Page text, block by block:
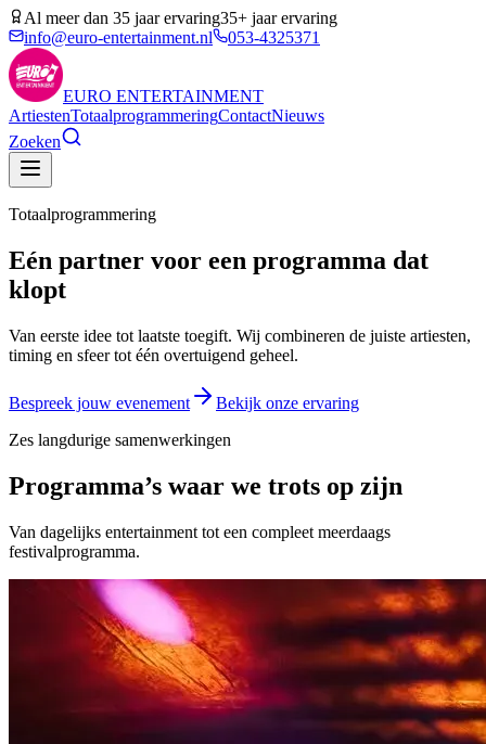
Al meer dan 35 jaar ervaring35+ jaar ervaring
info@euro-entertainment.nl
053-4325371
EURO ENTERTAINMENT
ArtiestenTotaalprogrammeringContactNieuws
Zoeken
Totaalprogrammering
Eén partner voor een programma dat
klopt
Van eerste idee tot laatste toegift. Wij combineren de juiste artiesten,
timing en sfeer tot één overtuigend geheel.
Bespreek jouw evenement
Bekijk onze ervaring
Zes langdurige samenwerkingen
Programma’s waar we trots op zijn
Van dagelijks entertainment tot een compleet meerdaags
festivalprogramma.